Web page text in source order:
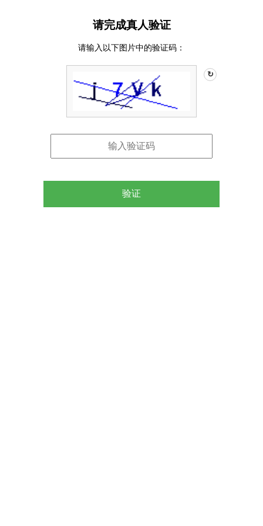
请完成真人验证
请输入以下图片中的验证码：
↻
验证